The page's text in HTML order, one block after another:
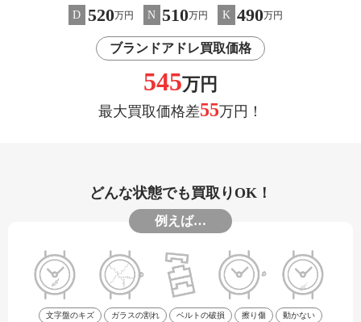
D 520万円 N 510万円 K 490万円
ブランドアドレ買取価格
545万円
最大買取価格差55万円！
どんな状態でも買取りOK！
例えば…
文字盤のキズ ガラスの割れ ベルトの破損 擦り傷 動かない